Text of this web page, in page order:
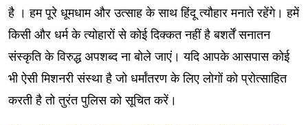
है । हम पूरे धूमधाम और उत्साह के साथ हिंदू त्यौहार मनाते रहेंगे। हमें
किसी और धर्म के त्योहारों से कोई दिक्कत नहीं है बशर्तें सनातन
संस्कृति के विरुद्ध अपशब्द ना बोले जाएं। यदि आपके आसपास कोई
भी ऐसी मिशनरी संस्था है जो धर्मांतरण के लिए लोगों को प्रोत्साहित
करती है तो तुरंत पुलिस को सूचित करें।